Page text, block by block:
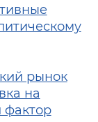
рынок
на
фактор